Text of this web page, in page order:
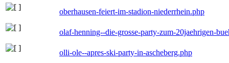
oberhausen-feiert-im-stadion-niederrhein.php
olaf-henning--die-grosse-party-zum-20jaehrigen-
olli-ole--apres-ski-party-in-ascheberg.php